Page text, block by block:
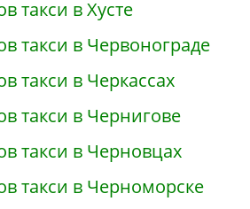
такси в Хусте
такси в Червонограде
такси в Черкассах
такси в Чернигове
такси в Черновцах
такси в Черноморске